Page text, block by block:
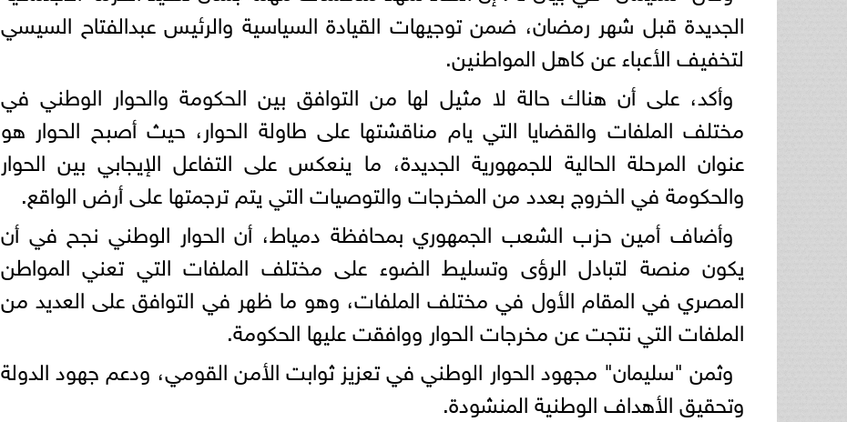
الجديدة قبل شهر رمضان، ضمن توجيهات القيادة السياسية والرئيس عبدالفتاح السيسي
لتخفيف الأعباء عن كاهل المواطنين.
وأكد، على أن هناك حالة لا مثيل لها من التوافق بين الحكومة والحوار الوطني في
مختلف الملفات والقضايا التي يام مناقشتها على طاولة الحوار، حيث أصبح الحوار هو
عنوان المرحلة الحالية للجمهورية الجديدة، ما ينعكس على التفاعل الإيجابي بين الحوار
والحكومة في الخروج بعدد من المخرجات والتوصيات التي يتم ترجمتها على أرض الواقع.
وأضاف أمين حزب الشعب الجمهوري بمحافظة دمياط، أن الحوار الوطني نجح في أن
يكون منصة لتبادل الرؤى وتسليط الضوء على مختلف الملفات التي تعني المواطن
المصري في المقام الأول في مختلف الملفات، وهو ما ظهر في التوافق على العديد من
الملفات التي نتجت عن مخرجات الحوار ووافقت عليها الحكومة.
وثمن "سليمان" مجهود الحوار الوطني في تعزيز ثوابت الأمن القومي، ودعم جهود الدولة
وتحقيق الأهداف الوطنية المنشودة.